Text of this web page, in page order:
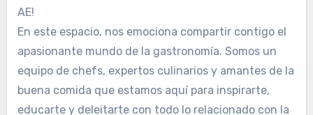
AE!
En este espacio, nos emociona compartir contigo el
apasionante mundo de la gastronomía. Somos un
equipo de chefs, expertos culinarios y amantes de la
buena comida que estamos aquí para inspirarte,
educarte y deleitarte con todo lo relacionado con la